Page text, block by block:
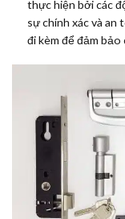
thực hiện bởi các
sự chính xác và an
đi kèm để đảm